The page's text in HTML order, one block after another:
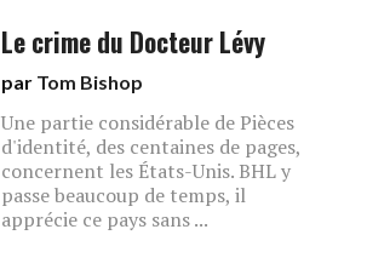
Le crime du Docteur Lévy
par Tom Bishop
Une partie considérable de Pièces
d'identité, des centaines de pages,
concernent les États-Unis. BHL y
passe beaucoup de temps, il
apprécie ce pays sans ...